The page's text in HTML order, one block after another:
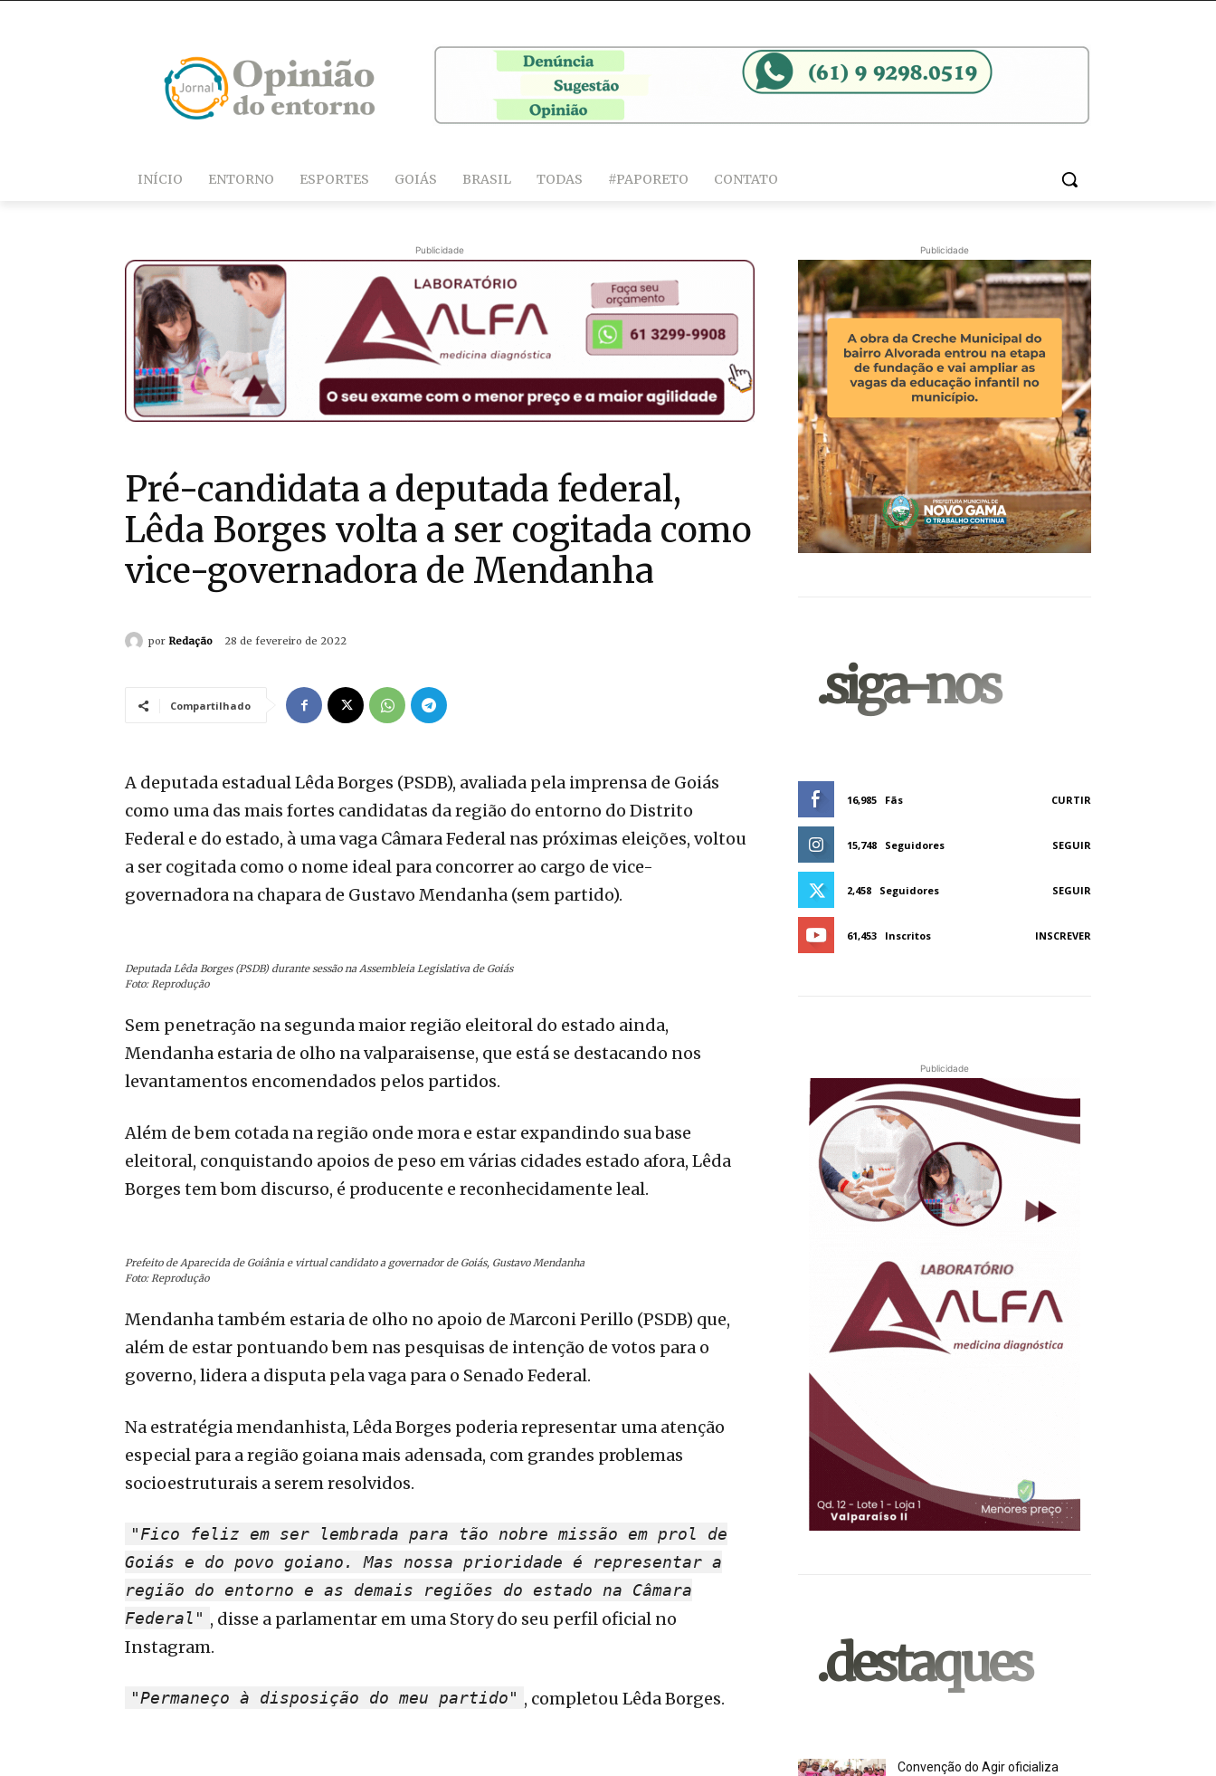
INÍCIO ENTORNO ESPORTES GOIÁS BRASIL TODAS #PAPORETO CONTATO
Publicidade
Pré-candidata a deputada federal,
Lêda Borges volta a ser cogitada como
vice-governadora de Mendanha
por Redação 28 de fevereiro de 2022
Compartilhado
A deputada estadual Lêda Borges (PSDB), avaliada pela imprensa de Goiás
como uma das mais fortes candidatas da região do entorno do Distrito
Federal e do estado, à uma vaga Câmara Federal nas próximas eleições, voltou
a ser cogitada como o nome ideal para concorrer ao cargo de vice-
governadora na chapara de Gustavo Mendanha (sem partido).
Deputada Lêda Borges (PSDB) durante sessão na Assembleia Legislativa de Goiás
Foto: Reprodução
Sem penetração na segunda maior região eleitoral do estado ainda,
Mendanha estaria de olho na valparaisense, que está se destacando nos
levantamentos encomendados pelos partidos.
Além de bem cotada na região onde mora e estar expandindo sua base
eleitoral, conquistando apoios de peso em várias cidades estado afora, Lêda
Borges tem bom discurso, é producente e reconhecidamente leal.
Prefeito de Aparecida de Goiânia e virtual candidato a governador de Goiás, Gustavo Mendanha
Foto: Reprodução
Mendanha também estaria de olho no apoio de Marconi Perillo (PSDB) que,
além de estar pontuando bem nas pesquisas de intenção de votos para o
governo, lidera a disputa pela vaga para o Senado Federal.
Na estratégia mendanhista, Lêda Borges poderia representar uma atenção
especial para a região goiana mais adensada, com grandes problemas
socioestruturais a serem resolvidos.
"Fico feliz em ser lembrada para tão nobre missão em prol de
Goiás e do povo goiano. Mas nossa prioridade é representar a
região do entorno e as demais regiões do estado na Câmara
Federal" , disse a parlamentar em uma Story do seu perfil oficial no
Instagram.
"Permaneço à disposição do meu partido" , completou Lêda Borges.
Publicidade
.siga-nos
16,985 Fãs CURTIR
15,748 Seguidores SEGUIR
2,458 Seguidores SEGUIR
61,453 Inscritos INSCREVER
Publicidade
.destaques
Convenção do Agir oficializa